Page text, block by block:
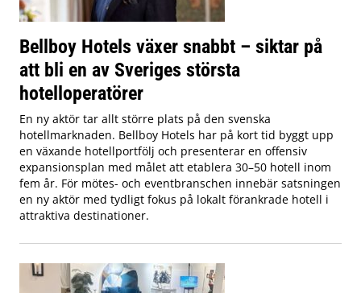
Bellboy Hotels växer snabbt – siktar på
att bli en av Sveriges största
hotelloperatörer
En ny aktör tar allt större plats på den svenska
hotellmarknaden. Bellboy Hotels har på kort tid byggt upp
en växande hotellportfölj och presenterar en offensiv
expansionsplan med målet att etablera 30–50 hotell inom
fem år. För mötes- och eventbranschen innebär satsningen
en ny aktör med tydligt fokus på lokalt förankrade hotell i
attraktiva destinationer.